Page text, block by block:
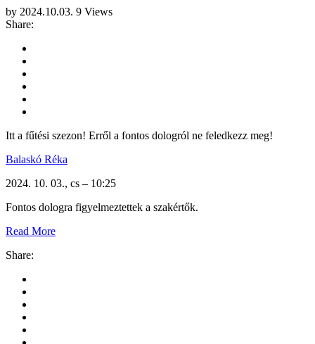
by 2024.10.03. 9 Views
Share:
Itt a fűtési szezon! Erről a fontos dologról ne feledkezz meg!
Balaskó Réka
2024. 10. 03., cs – 10:25
Fontos dologra figyelmeztettek a szakértők.
Read More
Share: